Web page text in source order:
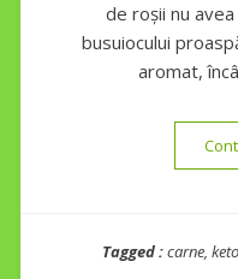
de roșii nu
busuiocului
aromat,
Tagged :carne, keto